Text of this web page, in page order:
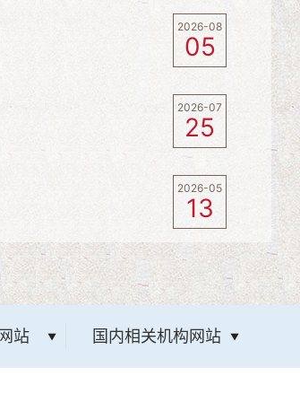
2026-08
05
2026-07
25
2026-05
13
站 国内相关机构网站